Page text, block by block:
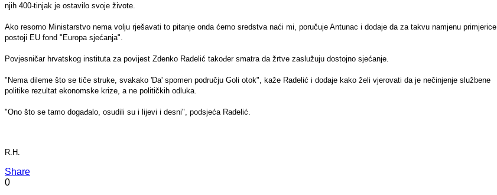
njih 400-tinjak je ostavilo svoje živote.
Ako resorno Ministarstvo nema volju rješavati to pitanje onda ćemo sredstva naći mi, poručuje Antunac i dodaje da za takvu namjenu primjerice
postoji EU fond "Europa sjećanja".
Povjesničar hrvatskog instituta za povijest Zdenko Radelić također smatra da žrtve zaslužuju dostojno sjećanje.
"Nema dileme što se tiče struke, svakako 'Da' spomen području Goli otok", kaže Radelić i dodaje kako želi vjerovati da je nečinjenje službene
politike rezultat ekonomske krize, a ne političkih odluka.
"Ono što se tamo događalo, osudili su i lijevi i desni", podsjeća Radelić.
R.H.
Share
0